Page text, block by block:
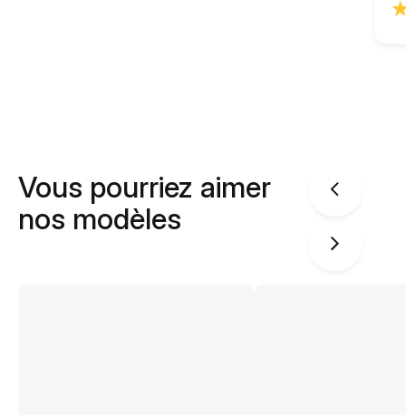
Vous pourriez aimer
nos modèles